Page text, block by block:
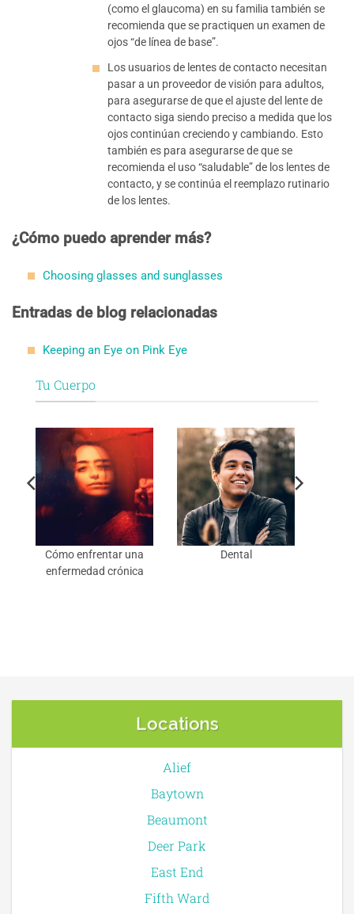
(como el glaucoma) en su familia también se
recomienda que se practiquen un examen de
ojos “de línea de base”.
Los usuarios de lentes de contacto necesitan
pasar a un proveedor de visión para adultos,
para asegurarse de que el ajuste del lente de
contacto siga siendo preciso a medida que los
ojos continúan creciendo y cambiando. Esto
también es para asegurarse de que se
recomienda el uso “saludable” de los lentes de
contacto, y se continúa el reemplazo rutinario
de los lentes.
¿Cómo puedo aprender más?
Choosing glasses and sunglasses
Entradas de blog relacionadas
Keeping an Eye on Pink Eye
Tu Cuerpo
Cómo enfrentar una
enfermedad crónica
Dental
Locations
Alief
Baytown
Beaumont
Deer Park
East End
Fifth Ward